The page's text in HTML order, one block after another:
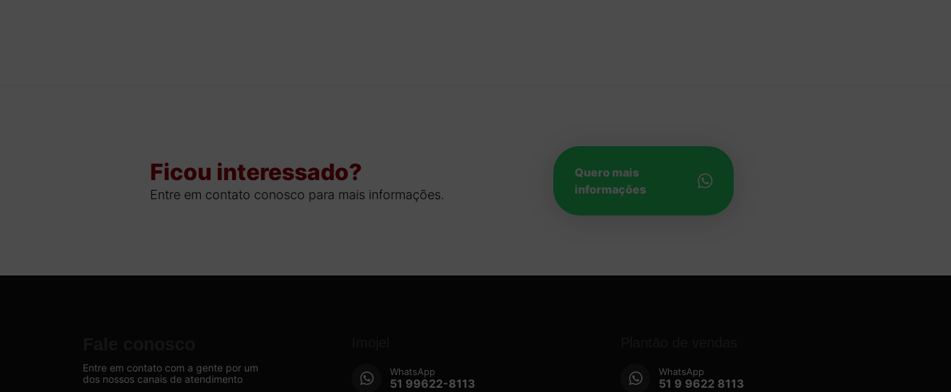
Ficou interessado?
Entre em contato conosco para mais informações.
Quero mais
informações
Entre em contato com a gente por um
dos nossos canais de atendimento
WhatsApp
51 99622-8113
WhatsApp
51 9 9622 8113